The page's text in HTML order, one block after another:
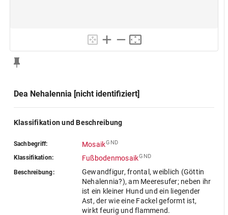
Dea Nehalennia [nicht identifiziert]
Klassifikation und Beschreibung
Sachbegriff: MosaikGND
Klassifikation: FußbodenmosaikGND
Beschreibung:
Gewandfigur, frontal, weiblich (Göttin
Nehalennia?), am Meeresufer; neben ihr
ist ein kleiner Hund und ein liegender
Ast, der wie eine Fackel geformt ist,
wirkt feurig und flammend.